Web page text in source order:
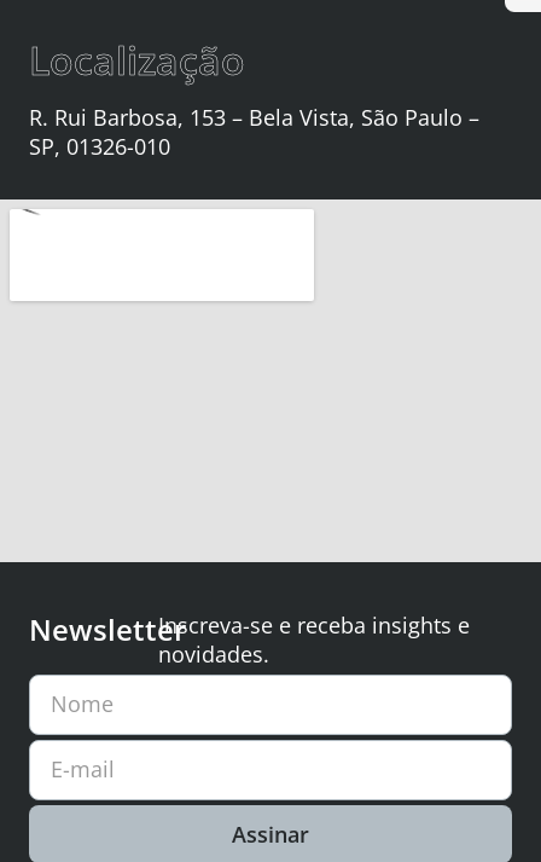
Localização
R. Rui Barbosa, 153 – Bela Vista, São Paulo –
SP, 01326-010
NewsletterInscreva-se e receba insights e
novidades.
Nome
E-mail
Assinar